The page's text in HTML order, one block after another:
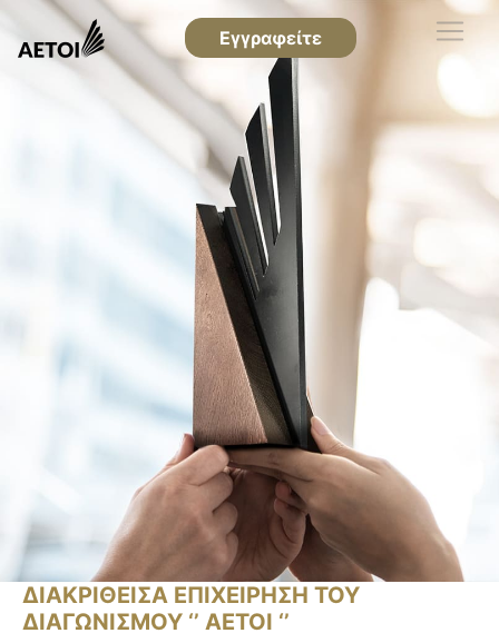
Εγγραφείτε
ΔΙΑΚΡΙΘΕΙΣΑ ΕΠΙΧΕΙΡΗΣΗ ΤΟΥ
ΔΙΑΓΩΝΙΣΜΟΥ ‘’ ΑΕΤΟΙ ‘’